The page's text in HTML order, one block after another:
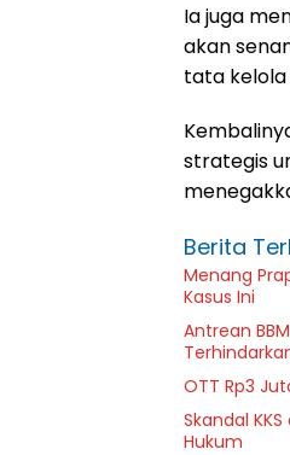
Ia juga
akan
tata
strategis
Berita
Menang
Kasus Ini
Antrean
OTT Rp3
Skandal
Hukum